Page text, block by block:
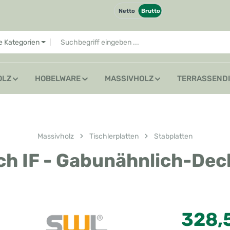
Netto Brutto
Kategorien
HOBELWARE MASSIVHOLZ
Massivholz Tischlerplatten Stabplatten
IF - Gabunähnlich-
Regulärer